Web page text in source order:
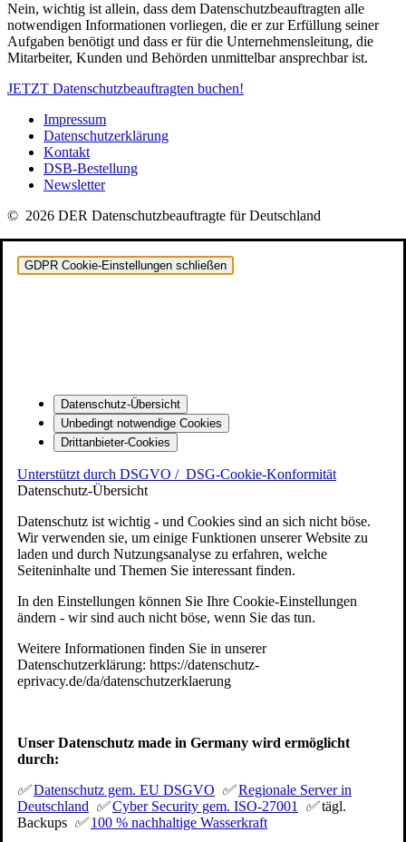
Nein, wichtig ist allein, dass dem Datenschutzbeauftragten alle
notwendigen Informationen vorliegen, die er zur Erfüllung seiner
Aufgaben benötigt und dass er für die Unternehmensleitung, die
Mitarbeiter, Kunden und Behörden unmittelbar ansprechbar ist.
JETZT Datenschutzbeauftragten buchen!
Impressum
Datenschutzerklärung
Kontakt
DSB-Bestellung
Newsletter
© 2026 DER Datenschutzbeauftragte für Deutschland
GDPR Cookie-Einstellungen schließen
Datenschutz-Übersicht
Unbedingt notwendige Cookies
Drittanbieter-Cookies
Unterstützt durch DSGVO / DSG-Cookie-Konformität
Datenschutz-Übersicht
Datenschutz ist wichtig - und Cookies sind an sich nicht böse.
Wir verwenden sie, um einige Funktionen unserer Website zu
laden und durch Nutzungsanalyse zu erfahren, welche
Seiteninhalte und Themen Sie interessant finden.
In den Einstellungen können Sie Ihre Cookie-Einstellungen
ändern - wir sind auch nicht böse, wenn Sie das tun.
Weitere Informationen finden Sie in unserer
Datenschutzerklärung: https://datenschutz-
eprivacy.de/da/datenschutzerklaerung
Unser Datenschutz made in Germany wird ermöglicht
durch:
✅ Datenschutz gem. EU DSGVO ✅ Regionale Server in
Deutschland ✅ Cyber Security gem. ISO-27001 ✅ tägl.
Backups ✅ 100 % nachhaltige Wasserkraft